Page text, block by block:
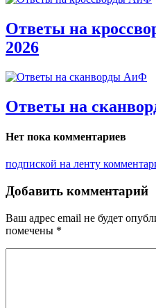
Ответы на
2026
Ответы на
Нет пока комментариев
подпиской на ленту
Добавить комментарий
Ваш адрес email не будет
помечены *